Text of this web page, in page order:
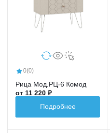
0(0)
Рица Мод.РЦ-6 Комод
от 11 220 ₽
Подробнее